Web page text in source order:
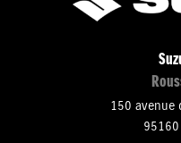
150 avenue